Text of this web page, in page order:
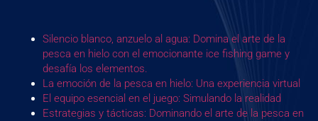
Silencio blanco, anzuelo al agua: Domina el arte de la
pesca en hielo con el emocionante ice fishing game y
desafía los elementos.
La emoción de la pesca en hielo: Una experiencia virtual
El equipo esencial en el juego: Simulando la realidad
Estrategias y tácticas: Dominando el arte de la pesca en